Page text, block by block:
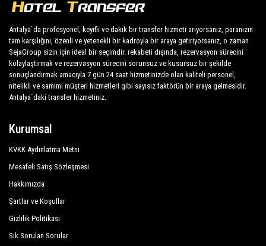
ve minibüsler, 1 ila 54 kişilik gereksinimleri karşılar.
Düzenli olarak kontrol edilen ve muayene edilen
araçlar, kontrol ve sanitasyon öncelikli olmak üzere
kendi periyodik değerlendirmelerimize tabi tutulur.
Hotel Zara
İmeros Hotel
İmperial Sunland Resort Spa
Larissa Hotel Beldibi
Larissa Mare Beach
Larissa Park Hotel
Magic Sun Hotel
Marin Hotel
Antalya`da profesyonel, keyifli ve dakik bir transfer hizmeti arıyorsanız, paranızın
tam karşılığını, özenli ve yetenekli bir kadroyla bir araya getiriyorsanız, o zaman
SejaGroup sizin için ideal bir seçimdir. rekabeti dışında, rezervasyon sürecini
kolaylaştırmak ve rezervasyon sürecini sorunsuz ve kusursuz bir şekilde
sonuçlandırmak amacıyla 7 gün 24 saat hizmetinizde olan kaliteli personel,
nitelikli ve samimi müşteri hizmetleri gibi sayısız faktörün bir araya gelmesidir.
Antalya`daki transfer hizmetiniz.
Kurumsal
KVKK Aydınlatma Metni
Mesafeli Satış Sözleşmesi
Hakkımızda
Şartlar ve Koşullar
Gizlilik Politikası
Sık Sorulan Sorular